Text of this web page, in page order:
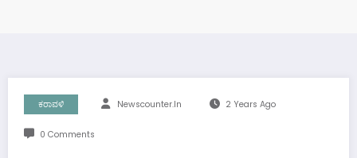
ಕರಾವಳಿ Newscounter.in 2 Years Ago
0 Comments